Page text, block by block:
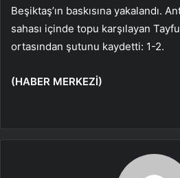
Beşiktaş’ın baskısına yakalandı.
sahası içinde topu karşılayan
ortasından şutunu kaydetti: 1-2.
(HABER MERKEZİ)